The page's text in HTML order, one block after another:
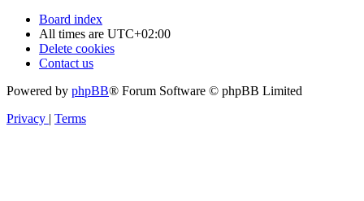
Board index
All times are UTC+02:00
Delete cookies
Contact us
Powered by phpBB® Forum Software © phpBB Limited
Privacy | Terms